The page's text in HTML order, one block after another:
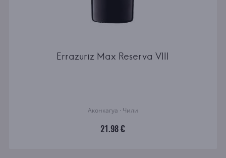
Errazuriz Max Reserva VIII
Аконкагуа · Чили
21.98 €